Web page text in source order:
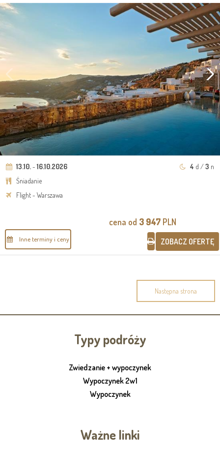
13.10.-16.10.2026 4 d /3 n
Śniadanie
Flight - Warszawa
Inne terminy i ceny
cena od 3 947 PLN
ZOBACZ OFERTĘ
Następna strona
Typy podróży
Zwiedzanie + wypoczynek
Wypoczynek 2w1
Wypoczynek
Ważne linki